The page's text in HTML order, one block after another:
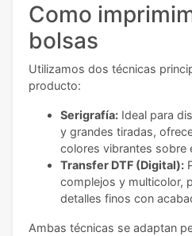
Como
bolsas
Utilizamos dos técnicas
producto:
Serigrafía: Ideal para
y grandes tiradas,
colores vibrantes sobre
Transfer DTF (Digital):
complejos y multicolor,
detalles finos con
Ambas técnicas se adaptan